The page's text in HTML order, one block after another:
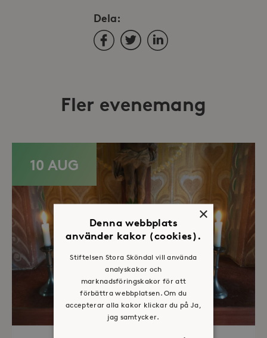
Dela:
FacebookTwitterLinkedIn
Fler evenemang
10 AUG
×
Denna webbplats
använder kakor (cookies).
Stiftelsen Stora Sköndal vill använda
analyskakor och
marknadsföringskakor för att
förbättra webbplatsen. Om du
accepterar alla kakor klickar du på Ja,
jag samtycker.